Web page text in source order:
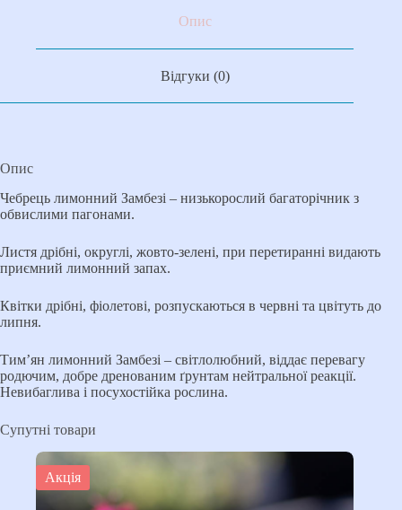
Опис
Відгуки (0)
Опис
Чебрець лимонний Замбезі – низькорослий багаторічник з
обвислими пагонами.
Листя дрібні, округлі, жовто-зелені, при перетиранні видають
приємний лимонний запах.
Квітки дрібні, фіолетові, розпускаються в червні та цвітуть до
липня.
Тим’ян лимонний Замбезі – світлолюбний, віддає перевагу
родючим, добре дренованим ґрунтам нейтральної реакції.
Невибаглива і посухостійка рослина.
Супутні товари
Акція